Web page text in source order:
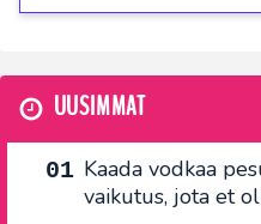
UUSIMMAT
Kaada vodkaa
vaikutus, jota et